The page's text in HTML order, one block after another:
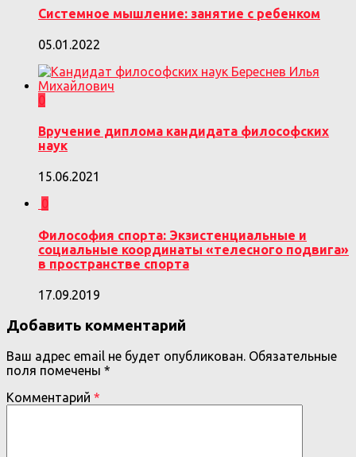
Системное мышление: занятие с ребенком
05.01.2022
0
Вручение диплома кандидата философских
наук
15.06.2021
0
Философия спорта: Экзистенциальные и
социальные координаты «телесного подвига»
в пространстве спорта
17.09.2019
Добавить комментарий
Ваш адрес email не будет опубликован. Обязательные
поля помечены *
Комментарий *